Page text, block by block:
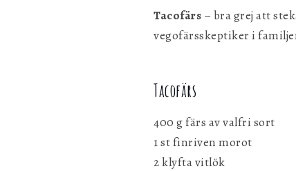
Tacofärs – bra grej att
vegofärsskeptiker i
Tacofärs
400 g färs av valfri sort
1 st finriven morot
2 klyfta vitlök